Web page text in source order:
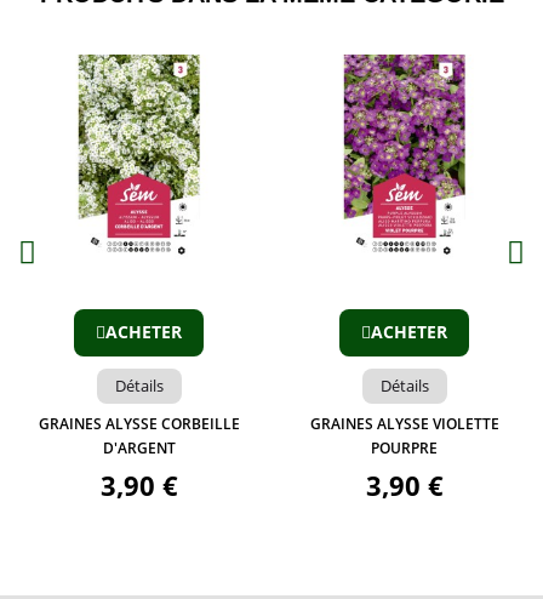
Aperçu
ACHETER
Détails
GRAINES ALYSSE CORBEILLE
D'ARGENT
3,90 €
Aperçu
ACHETER
Détails
GRAINES ALYSSE VIOLETTE
POURPRE
3,90 €